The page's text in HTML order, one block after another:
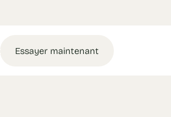
Essayer maintenant